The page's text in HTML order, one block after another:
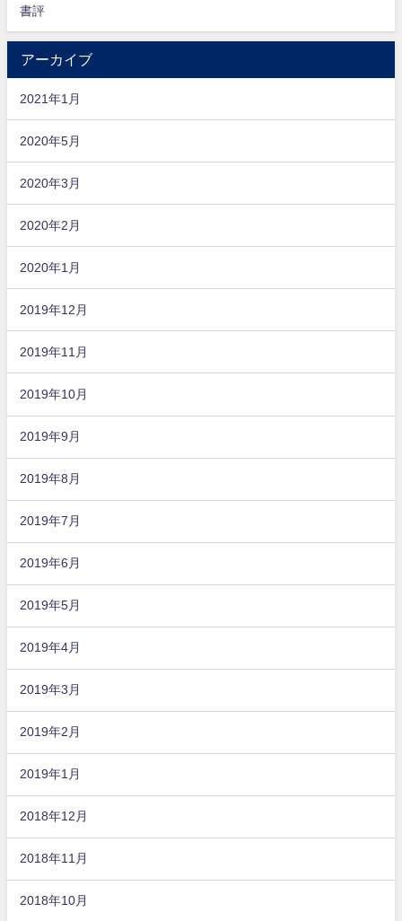
書評
アーカイブ
2021年1月
2020年5月
2020年3月
2020年2月
2020年1月
2019年12月
2019年11月
2019年10月
2019年9月
2019年8月
2019年7月
2019年6月
2019年5月
2019年4月
2019年3月
2019年2月
2019年1月
2018年12月
2018年11月
2018年10月